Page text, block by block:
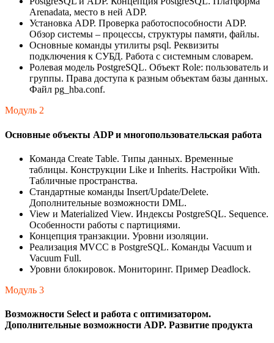
Arenadata, место в ней ADP.
Установка ADP. Проверка работоспособности ADP.
Обзор системы – процессы, структуры памяти, файлы.
Основные команды утилиты psql. Реквизиты
подключения к СУБД. Работа с системным словарем.
Ролевая модель PostgreSQL. Объект Role: пользователь и
группы. Права доступа к разным объектам базы данных.
Файл pg_hba.conf.
Модуль 2
Основные объекты ADP и многопользовательская работа
Команда Create Table. Типы данных. Временные
таблицы. Конструкции Like и Inherits. Настройки With.
Табличные пространства.
Стандартные команды Insert/Update/Delete.
Дополнительные возможности DML.
View и Materialized View. Индексы PostgreSQL. Sequence.
Особенности работы с партициями.
Концепция транзакции. Уровни изоляции.
Реализация MVCC в PostgreSQL. Команды Vacuum и
Vacuum Full.
Уровни блокировок. Мониторинг. Пример Deadlock.
Модуль 3
Возможности Select и работа с оптимизатором.
Дополнительные возможности ADP. Развитие продукта